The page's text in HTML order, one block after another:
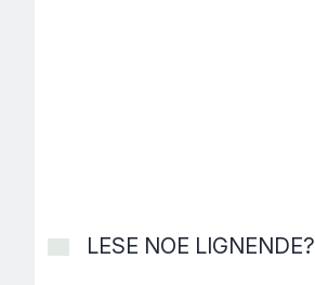
LESE NOE LIGNENDE?